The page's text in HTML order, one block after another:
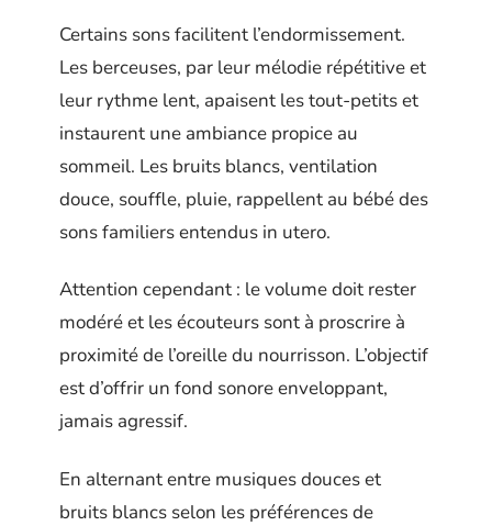
Certains sons facilitent l’endormissement.
Les berceuses, par leur mélodie répétitive et
leur rythme lent, apaisent les tout-petits et
instaurent une ambiance propice au
sommeil. Les bruits blancs, ventilation
douce, souffle, pluie, rappellent au bébé des
sons familiers entendus in utero.
Attention cependant : le volume doit rester
modéré et les écouteurs sont à proscrire à
proximité de l’oreille du nourrisson. L’objectif
est d’offrir un fond sonore enveloppant,
jamais agressif.
En alternant entre musiques douces et
bruits blancs selon les préférences de